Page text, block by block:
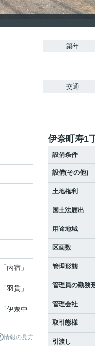
築年
交通
「内宿 」
「羽貫 」
「伊奈中
情報の見方
伊奈町寿1
設備条件
設備(その他)
土地権利
国土法届出
用途地域
区画数
管理形態
管理員の勤務
管理会社
取引態様
引渡し